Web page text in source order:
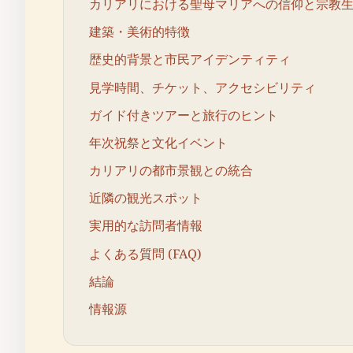
カリアリにおける聖母マリアへの信仰と宗教
建築・美術的特徴
歴史的背景と市民アイデンティティ
見学時間、チケット、アクセシビリティ
ガイド付きツアーと旅行のヒント
年次祝祭と文化イベント
カリアリの都市景観との統合
近隣の観光スポット
実用的な訪問者情報
よくある質問 (FAQ)
結論
情報源